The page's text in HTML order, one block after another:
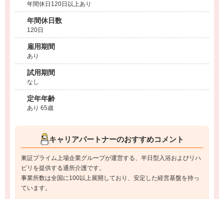
年間休日120日以上あり
年間休日数
120日
雇用期間
あり
試用期間
なし
定年年齢
あり 65歳
キャリアパートナーのおすすめコメント
東証プライム上場企業グループが運営する、半日型入浴およびリハ
ビリを提供する通所介護です。
事業所数は全国に100以上展開しており、安定した経営基盤を持っ
ています。